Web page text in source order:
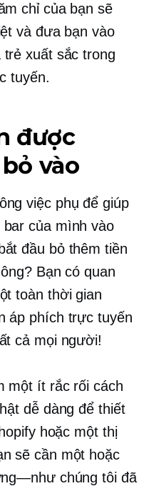
chỉ của bạn sẽ
và đưa bạn vào
xuất sắc trong
tuyến.
được
vào
việc phụ để giúp
của mình vào
đầu bỏ thêm tiền
Bạn có quan
toàn thời gian
áp phích trực tuyến
cả mọi người!
một ít rắc rối cách
dễ dàng để thiết
hoặc một thị
sẽ cần một hoặc
chúng tôi đã